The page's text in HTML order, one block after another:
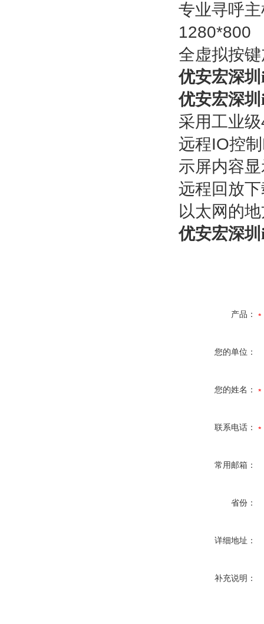
专业寻呼
1280*800
全虚拟按
优安宏深
优安宏深
采用工业级
远程IO控制
示屏内容
远程回放
以太网的
优安宏深
产品：
您的单位：
您的姓名：
联系电话：
常用邮箱：
省份：
详细地址：
补充说明：